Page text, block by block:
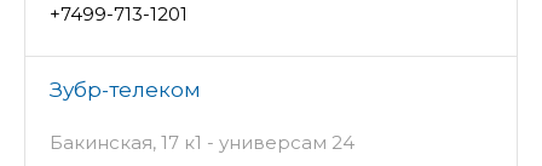
+7499-713-1201
Зубр-телеком
Бакинская, 17 к1 - универсам 24